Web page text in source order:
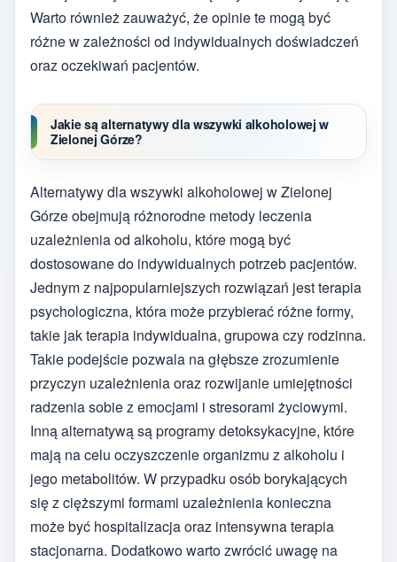
Warto również zauważyć, że opinie te mogą być
różne w zależności od indywidualnych doświadczeń
oraz oczekiwań pacjentów.
Jakie są alternatywy dla wszywki alkoholowej w
Zielonej Górze?
Alternatywy dla wszywki alkoholowej w Zielonej
Górze obejmują różnorodne metody leczenia
uzależnienia od alkoholu, które mogą być
dostosowane do indywidualnych potrzeb pacjentów.
Jednym z najpopularniejszych rozwiązań jest terapia
psychologiczna, która może przybierać różne formy,
takie jak terapia indywidualna, grupowa czy rodzinna.
Takie podejście pozwala na głębsze zrozumienie
przyczyn uzależnienia oraz rozwijanie umiejętności
radzenia sobie z emocjami i stresorami życiowymi.
Inną alternatywą są programy detoksykacyjne, które
mają na celu oczyszczenie organizmu z alkoholu i
jego metabolitów. W przypadku osób borykających
się z cięższymi formami uzależnienia konieczna
może być hospitalizacja oraz intensywna terapia
stacjonarna. Dodatkowo warto zwrócić uwagę na